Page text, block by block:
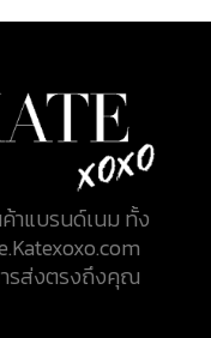
ในปี
าแบรนด์เนม ทั้ง
ารส่งตรงถึงคุณ